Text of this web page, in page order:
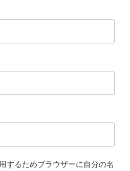
するためブラウザーに自分の名